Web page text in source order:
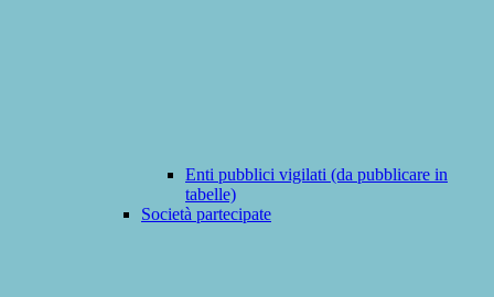
Enti pubblici vigilati (da pubblicare in
tabelle)
Società partecipate